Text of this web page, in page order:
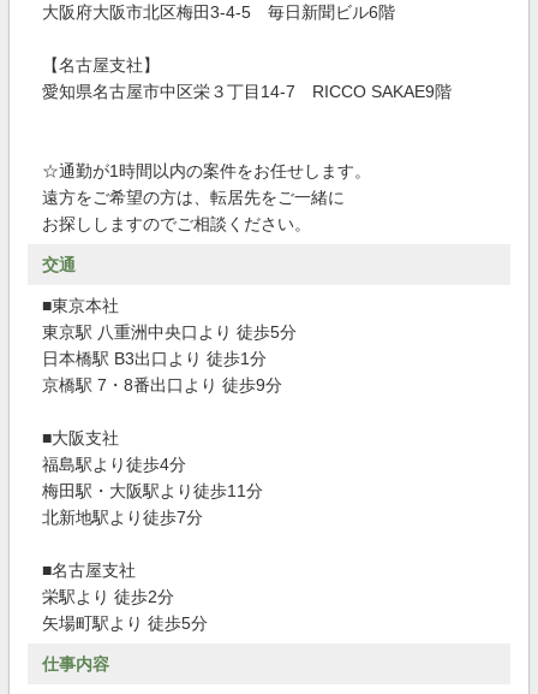
大阪府大阪市北区梅田3-4-5 毎日新聞ビル6階
【名古屋支社】
愛知県名古屋市中区栄３丁目14-7 RICCO SAKAE9階
☆通勤が1時間以内の案件をお任せします。
遠方をご希望の方は、転居先をご一緒に
お探ししますのでご相談ください。
交通
■東京本社
東京駅 八重洲中央口より 徒歩5分
日本橋駅 B3出口より 徒歩1分
京橋駅 7・8番出口より 徒歩9分
■大阪支社
福島駅より徒歩4分
梅田駅・大阪駅より徒歩11分
北新地駅より徒歩7分
■名古屋支社
栄駅より 徒歩2分
矢場町駅より 徒歩5分
仕事内容